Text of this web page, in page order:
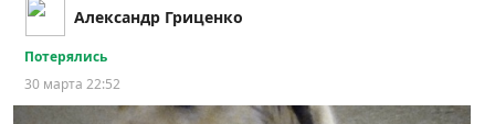
Александр Гриценко
Потерялись
30 марта 22:52